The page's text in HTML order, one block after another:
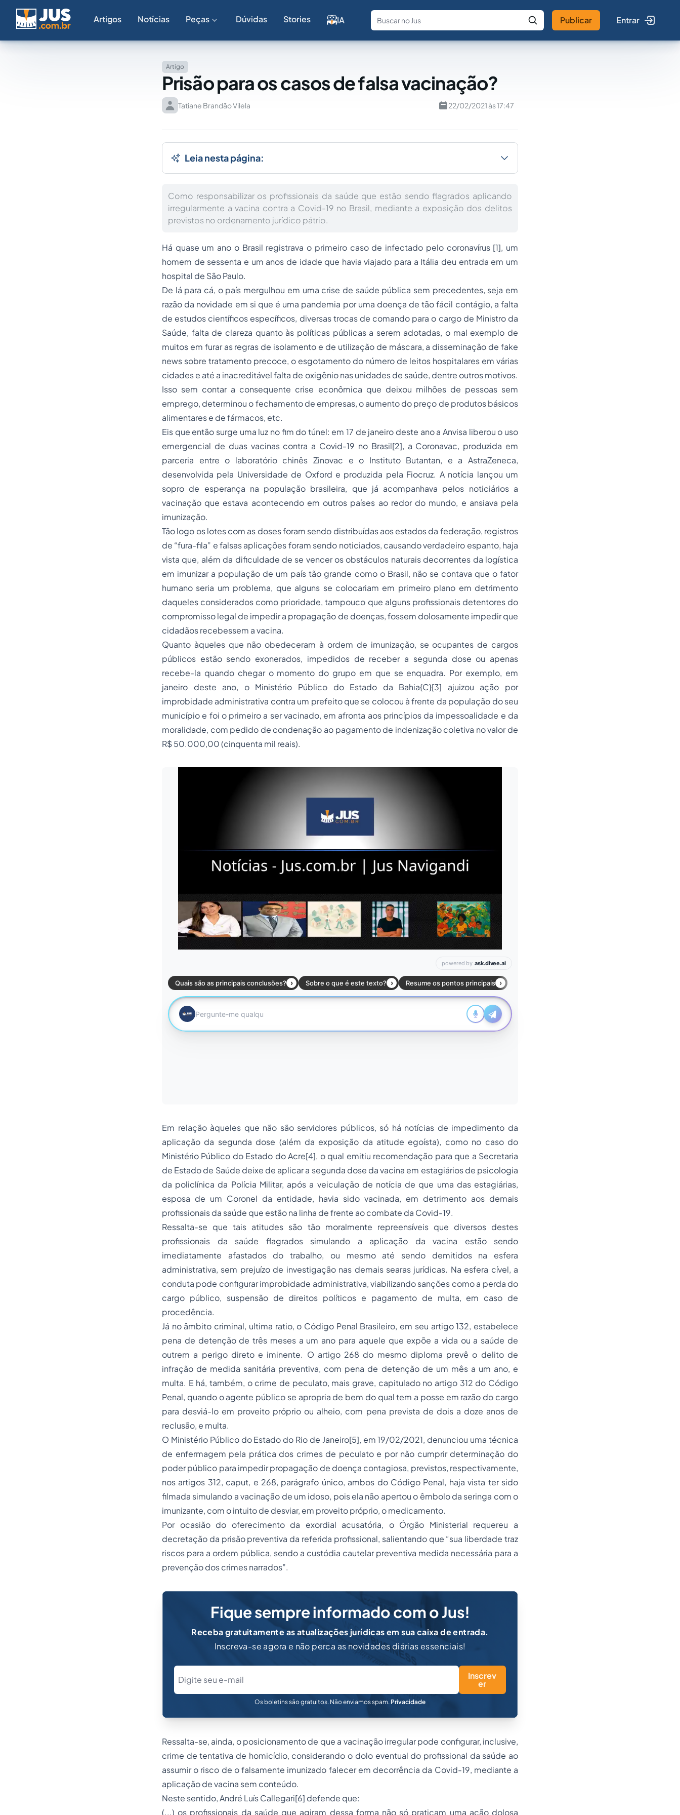
Artigos Notícias Peças Dúvidas Stories IA
Fale com a IA Buscar no Jus
Publicar Entrar
Artigo
Prisão para os casos de falsa vacinação?
Tatiane Brandão Vilela 22/02/2021 às 17:47
Leia nesta página:
Como responsabilizar os profissionais da saúde que estão sendo flagrados aplicando
irregularmente a vacina contra a Covid-19 no Brasil, mediante a exposição dos delitos
previstos no ordenamento jurídico pátrio.
Há quase um ano o Brasil registrava o primeiro caso de infectado pelo coronavírus [1], um
homem de sessenta e um anos de idade que havia viajado para a Itália deu entrada em um
hospital de São Paulo.
De lá para cá, o país mergulhou em uma crise de saúde pública sem precedentes, seja em
razão da novidade em si que é uma pandemia por uma doença de tão fácil contágio, a falta
de estudos científicos específicos, diversas trocas de comando para o cargo de Ministro da
Saúde, falta de clareza quanto às políticas públicas a serem adotadas, o mal exemplo de
muitos em furar as regras de isolamento e de utilização de máscara, a disseminação de fake
news sobre tratamento precoce, o esgotamento do número de leitos hospitalares em várias
cidades e até a inacreditável falta de oxigênio nas unidades de saúde, dentre outros motivos.
Isso sem contar a consequente crise econômica que deixou milhões de pessoas sem
emprego, determinou o fechamento de empresas, o aumento do preço de produtos básicos
alimentares e de fármacos, etc.
Eis que então surge uma luz no fim do túnel: em 17 de janeiro deste ano a Anvisa liberou o uso
emergencial de duas vacinas contra a Covid-19 no Brasil[2], a Coronavac, produzida em
parceria entre o laboratório chinês Zinovac e o Instituto Butantan, e a AstraZeneca,
desenvolvida pela Universidade de Oxford e produzida pela Fiocruz. A notícia lançou um
sopro de esperança na população brasileira, que já acompanhava pelos noticiários a
vacinação que estava acontecendo em outros países ao redor do mundo, e ansiava pela
imunização.
Tão logo os lotes com as doses foram sendo distribuídas aos estados da federação, registros
de “fura-fila” e falsas aplicações foram sendo noticiados, causando verdadeiro espanto, haja
vista que, além da dificuldade de se vencer os obstáculos naturais decorrentes da logística
em imunizar a população de um país tão grande como o Brasil, não se contava que o fator
humano seria um problema, que alguns se colocariam em primeiro plano em detrimento
daqueles considerados como prioridade, tampouco que alguns profissionais detentores do
compromisso legal de impedir a propagação de doenças, fossem dolosamente impedir que
cidadãos recebessem a vacina.
Quanto àqueles que não obedeceram à ordem de imunização, se ocupantes de cargos
públicos estão sendo exonerados, impedidos de receber a segunda dose ou apenas
recebe-la quando chegar o momento do grupo em que se enquadra. Por exemplo, em
janeiro deste ano, o Ministério Público do Estado da Bahia{C}[3] ajuizou ação por
improbidade administrativa contra um prefeito que se colocou à frente da população do seu
município e foi o primeiro a ser vacinado, em afronta aos princípios da impessoalidade e da
moralidade, com pedido de condenação ao pagamento de indenização coletiva no valor de
R$ 50.000,00 (cinquenta mil reais).
Em relação àqueles que não são servidores públicos, só há notícias de impedimento da
aplicação da segunda dose (além da exposição da atitude egoísta), como no caso do
Ministério Público do Estado do Acre[4], o qual emitiu recomendação para que a Secretaria
de Estado de Saúde deixe de aplicar a segunda dose da vacina em estagiários de psicologia
da policlínica da Polícia Militar, após a veiculação de notícia de que uma das estagiárias,
esposa de um Coronel da entidade, havia sido vacinada, em detrimento aos demais
profissionais da saúde que estão na linha de frente ao combate da Covid-19.
Ressalta-se que tais atitudes são tão moralmente repreensíveis que diversos destes
profissionais da saúde flagrados simulando a aplicação da vacina estão sendo
imediatamente afastados do trabalho, ou mesmo até sendo demitidos na esfera
administrativa, sem prejuízo de investigação nas demais searas jurídicas. Na esfera cível, a
conduta pode configurar improbidade administrativa, viabilizando sanções como a perda do
cargo público, suspensão de direitos políticos e pagamento de multa, em caso de
procedência.
Já no âmbito criminal, ultima ratio, o Código Penal Brasileiro, em seu artigo 132, estabelece
pena de detenção de três meses a um ano para aquele que expõe a vida ou a saúde de
outrem a perigo direto e iminente. O artigo 268 do mesmo diploma prevê o delito de
infração de medida sanitária preventiva, com pena de detenção de um mês a um ano, e
multa. E há, também, o crime de peculato, mais grave, capitulado no artigo 312 do Código
Penal, quando o agente público se apropria de bem do qual tem a posse em razão do cargo
para desviá-lo em proveito próprio ou alheio, com pena prevista de dois a doze anos de
reclusão, e multa.
O Ministério Público do Estado do Rio de Janeiro[5], em 19/02/2021, denunciou uma técnica
de enfermagem pela prática dos crimes de peculato e por não cumprir determinação do
poder público para impedir propagação de doença contagiosa, previstos, respectivamente,
nos artigos 312, caput, e 268, parágrafo único, ambos do Código Penal, haja vista ter sido
filmada simulando a vacinação de um idoso, pois ela não apertou o êmbolo da seringa com o
imunizante, com o intuito de desviar, em proveito próprio, o medicamento.
Por ocasião do oferecimento da exordial acusatória, o Órgão Ministerial requereu a
decretação da prisão preventiva da referida profissional, salientando que “sua liberdade traz
riscos para a ordem pública, sendo a custódia cautelar preventiva medida necessária para a
prevenção dos crimes narrados”.
Fique sempre informado com o Jus!
Receba gratuitamente as atualizações jurídicas em sua caixa de entrada.
Inscreva-se agora e não perca as novidades diárias essenciais!
Inscrev
er
Os boletins são gratuitos. Não enviamos spam. Privacidade
Ressalta-se, ainda, o posicionamento de que a vacinação irregular pode configurar, inclusive,
crime de tentativa de homicídio, considerando o dolo eventual do profissional da saúde ao
assumir o risco de o falsamente imunizado falecer em decorrência da Covid-19, mediante a
aplicação de vacina sem conteúdo.
Neste sentido, André Luís Callegari[6] defende que:
(...) os profissionais da saúde que agiram dessa forma não só praticam uma ação dolosa